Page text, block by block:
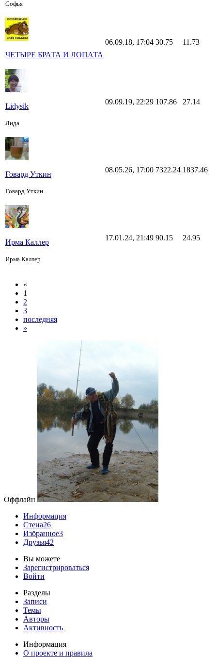
Софья
ЧЕТЫРЕ БРАТА И ЛОПАТА
06.09.18, 17:04 30.75 11.73
Lidysik
Лида
09.09.19, 22:29 107.86 27.14
Говард Уткин
Говард Уткин
08.05.26, 17:00 7322.24 1837.46
Ирма Каллер
Ирма Каллер
17.01.24, 21:49 90.15 24.95
«
1
2
3
последняя
»
Оффлайн
Информация
Стена26
Избранное3
Друзья42
Вы можете
Зарегистрироваться
Войти
Разделы
Записи
Темы
Авторы
Активность
Информация
О проекте и правила